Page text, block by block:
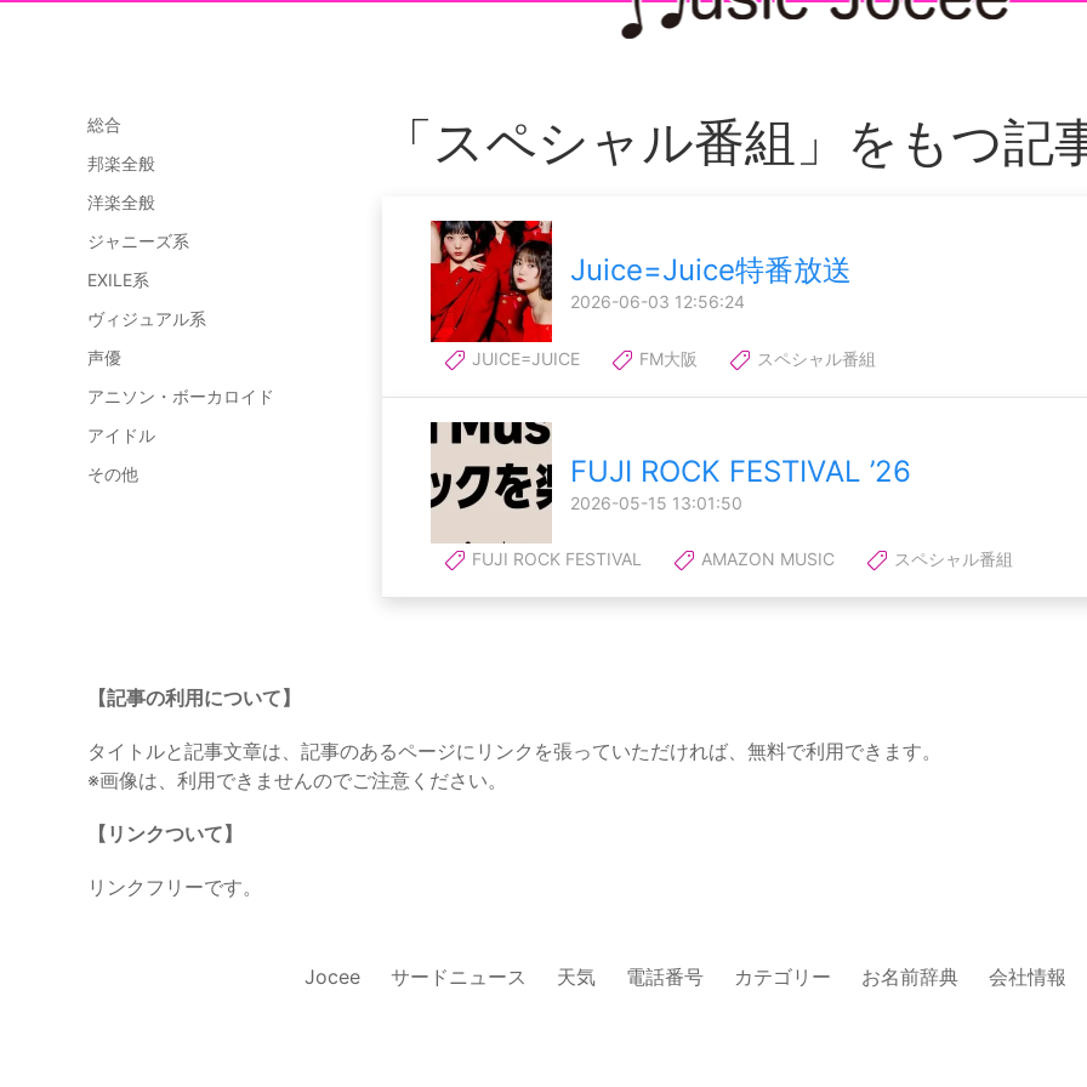
総合
邦楽全般
洋楽全般
ジャニーズ系
EXILE系
ヴィジュアル系
声優
アニソン・ボーカロイド
アイドル
その他
「スペシャル番組」をもつ記
Juice=Juice特番放送
2026-06-03 12:56:24
JUICE=JUICE FM大阪 スペシャル番組
FUJI ROCK FESTIVAL ’26
2026-05-15 13:01:50
FUJI ROCK FESTIVAL AMAZON MUSIC スペシャル番組
【記事の利用について】
タイトルと記事文章は、記事のあるページにリンクを張っていただければ、無料で利用できます。
※画像は、利用できませんのでご注意ください。
【リンクついて】
リンクフリーです。
Jocee サードニュース 天気 電話番号 カテゴリー お名前辞典 会社情報